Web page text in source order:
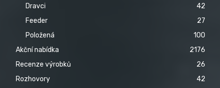
Dravci
42
Feeder
27
Položená
100
Akční nabídka
2176
Recenze výrobků
26
Rozhovory
42